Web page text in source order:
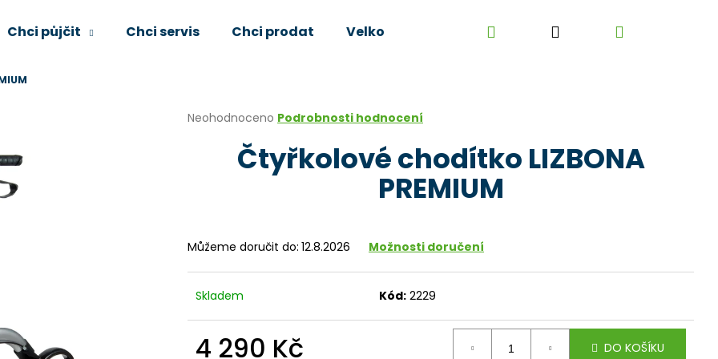
Chci půjčit Chci servis Chci prodat Velkoobchod Kontakt Kariéra
Přihlášení
Průměrné
Neohodnoceno Podrobnosti hodnocení
Čtyřkolové chodítko LIZBONA
PREMIUM
Můžeme doručit do: 12.8.2026 Možnosti doručení
Skladem Kód: 2229
4 290 Kč DO KOŠÍKU
Co potřebujete najít?
HLEDAT